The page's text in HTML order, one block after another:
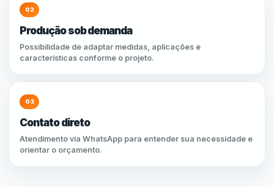
02
Produção sob demanda
Possibilidade de adaptar medidas, aplicações e
características conforme o projeto.
03
Contato direto
Atendimento via WhatsApp para entender sua necessidade e
orientar o orçamento.